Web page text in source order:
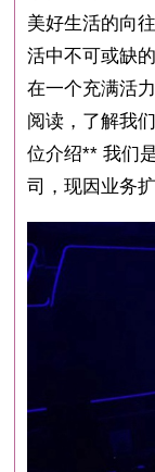
美好生活的向
活中不可或缺
在一个充满活
阅读，了解我
位介绍** 我们
司，现因业务